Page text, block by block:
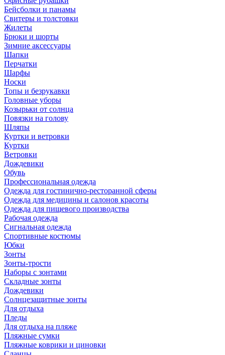
Бейсболки и панамы
Свитеры и толстовки
Жилеты
Брюки и шорты
Зимние аксессуары
Шапки
Перчатки
Шарфы
Носки
Топы и безрукавки
Головные уборы
Козырьки от солнца
Повязки на голову
Шляпы
Куртки и ветровки
Куртки
Ветровки
Дождевики
Обувь
Профессиональная одежда
Одежда для гостинично-ресторанной сферы
Одежда для медицины и салонов красоты
Одежда для пищевого производства
Рабочая одежда
Сигнальная одежда
Спортивные костюмы
Юбки
Зонты
Зонты-трости
Наборы с зонтами
Складные зонты
Дождевики
Солнцезащитные зонты
Для отдыха
Пледы
Для отдыха на пляже
Пляжные сумки
Пляжные коврики и циновки